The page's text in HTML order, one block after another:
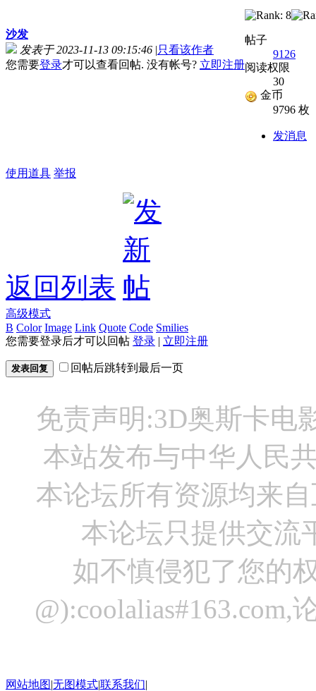
沙发
发表于 2023-11-13 09:15:46 |只看该作者
您需要登录才可以查看回帖. 没有帐号? 立即注册
帖子
9126
阅读权限
30
金币
9796 枚
发消息
使用道具 举报
返回列表
高级模式
B Color Image Link Quote Code Smilies
您需要登录后才可以回帖 登录 | 立即注册
发表回复 回帖后跳转到最后一页
免责声明:3D奥斯卡电
本站发布与中华人民
本论坛所有资源均来
本论坛只提供交流
如不慎侵犯了您的
网站地图|无图模式|联系我们|